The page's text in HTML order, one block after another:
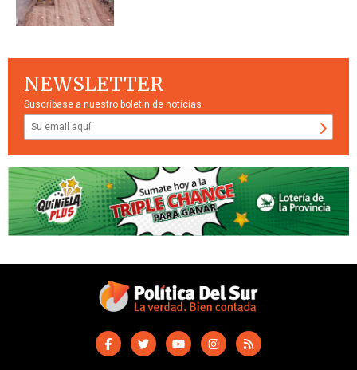
NEWSLETTER
Suscríbase a nuestro boletín de noticias